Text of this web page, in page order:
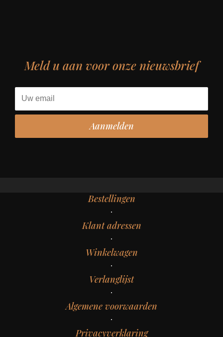
Meld u aan voor onze nieuwsbrief
Bestellingen
Klant adressen
Winkelwagen
Verlanglijst
Algemene voorwaarden
Privacyverklaring